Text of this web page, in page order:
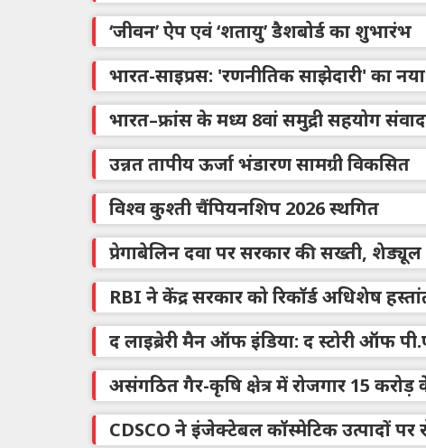
‘जीवन’ ऐप एवं ‘शतायु’ डैशबोर्ड का शुभारंभ
भारत-साइप्रस: 'रणनीतिक साझेदारी' का
भारत–फ्रांस के मध्य 8वां समुद्री सहयोग
उन्नत तापीय ऊर्जा भंडारण सामग्री विकसित
विश्व कुश्ती चैंपियनशिप 2026 स्थगित
प्रेगाबेलिन दवा पर सरकार की सख्ती,
RBI ने केंद्र सरकार को रिकॉर्ड अधिशेष
द लाइब्रेरी मैन ऑफ इंडिया: द स्टोरी ऑफ
असंगठित गैर-कृषि क्षेत्र में रोजगार 15 करोड़
CDSCO ने इंजेक्टेबल कॉस्मेटिक उत्पादों पर